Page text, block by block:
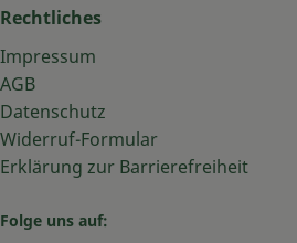
Rechtliches
Impressum
AGB
Datenschutz
Widerruf-Formular
Erklärung zur Barrierefreiheit
Folge uns auf: